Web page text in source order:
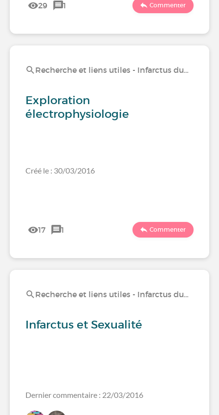
29 1 Commenter
Recherche et liens utiles - Infarctus du…
Exploration
électrophysiologie
Créé le : 30/03/2016
17 1 Commenter
Recherche et liens utiles - Infarctus du…
Infarctus et Sexualité
Dernier commentaire : 22/03/2016